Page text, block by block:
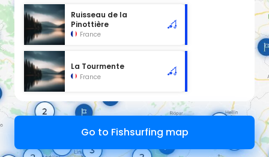
Ruisseau de la
Pinottière
France
La Tourmente
France
Go to Fishsurfing map